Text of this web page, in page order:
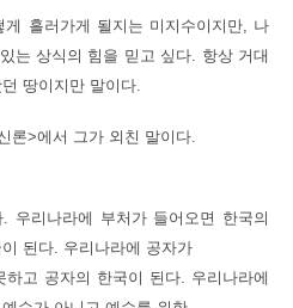
흘러가게 될지는 미지수이지만, 나
는 상식의 힘을 믿고 싶다. 항상 거대
땅이지만 말이다.
론>에서 그가 외친 말이다.
우리나라에 부처가 들어오면 한국의
된다. 우리나라에 공자가
고 공자의 한국이 된다. 우리나라에